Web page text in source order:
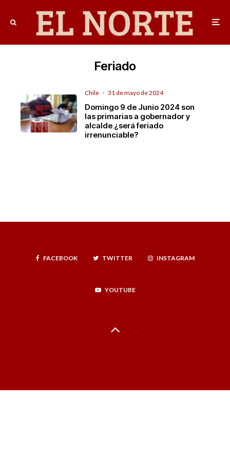
Feriado
Chile · 31 de mayo de 2024
Domingo 9 de Junio 2024 son
las primarias a gobernador y
alcalde ¿será feriado
irrenunciable?
FACEBOOK TWITTER INSTAGRAM
YOUTUBE